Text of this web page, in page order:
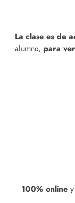
La clase es de
alumno, para
100% online